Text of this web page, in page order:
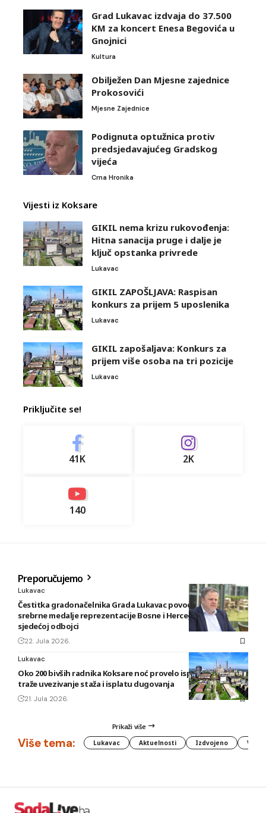
Grad Lukavac izdvaja do 37.500
KM za koncert Enesa Begovića u
Gnojnici
Kultura
Obilježen Dan Mjesne zajednice
Prokosovići
Mjesne Zajednice
Podignuta optužnica protiv
predsjedavajućeg Gradskog
vijeća
Crna Hronika
Vijesti iz Koksare
GIKIL nema krizu rukovođenja:
Hitna sanacija pruge i dalje je
ključ opstanka privrede
Lukavac
GIKIL ZAPOŠLJAVA: Raspisan
konkurs za prijem 5 uposlenika
Lukavac
GIKIL zapošaljava: Konkurs za
prijem više osoba na tri pozicije
Lukavac
Priključite se!
41K 2K
140
Preporučujemo
Lukavac
Čestitka gradonačelnika Grada Lukavac povodom osvajanja
srebrne medalje reprezentacije Bosne i Hercegovine u
sjedećoj odbojci
22. Jula 2026.
Lukavac
Oko 200 bivših radnika Koksare noć provelo ispred fabrike,
traže uvezivanje staža i isplatu dugovanja
21. Jula 2026.
Prikaži više
Više tema: Lukavac Aktuelnosti Izdvojeno